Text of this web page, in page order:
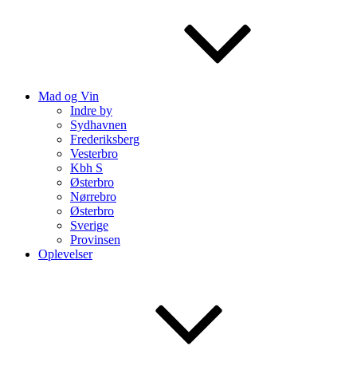
Mad og Vin
Indre by
Sydhavnen
Frederiksberg
Vesterbro
Kbh S
Østerbro
Nørrebro
Østerbro
Sverige
Provinsen
Oplevelser